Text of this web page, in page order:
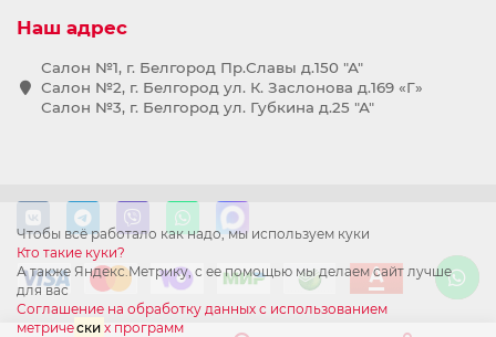
Чтобы всё работало как надо, мы используем куки
Кто такие куки?
А также Яндекс.Метрику, с ее помощью мы делаем сайт лучше
для вас
Соглашение на обработку данных с использованием
метрически х программ
Наш адрес
Салон №1, г. Белгород Пр.Славы д.150 "А"
Салон №2, г. Белгород ул. К. Заслонова д.169 «Г»
Салон №3, г. Белгород ул. Губкина д.25 "А"